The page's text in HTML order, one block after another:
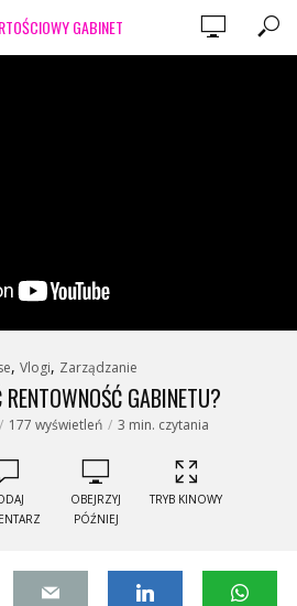
GABINET
, Vlogi, Zarządzanie
GABINETU?
177 wyświetleń 3 min. czytania
OBEJRZYJ
PÓŹNIEJ
TRYB KINOWY